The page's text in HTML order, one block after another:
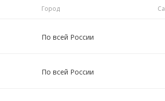
Город
По всей России
По всей России